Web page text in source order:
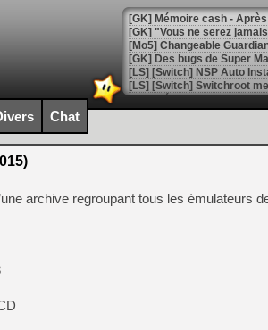
[GK] Mémoire cash -
[GK] "Vous ne serez
[Mo5] Changeable
[GK] Des bugs de Super
[LS] [Switch] NSP Auto
[GK] La saga horrifique
[GK] Le portage de Super
[Mo5] Le jeu de course
[GK] Guillermo del Toro
[GK] Mistfall Hunter : déjà
[GK] Wo Long 2 évolue
[GK] Crossfire : un TPS à
Chat
archive regroupant tous les émulateurs